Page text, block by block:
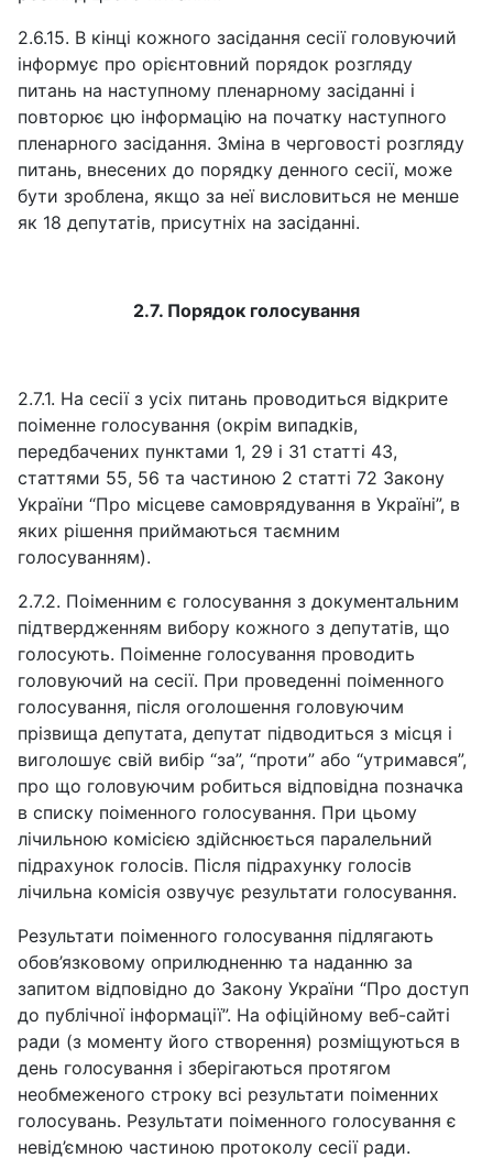
2.6.15. В кінці кожного засідання сесії головуючий
інформує про орієнтовний порядок розгляду
питань на наступному пленарному засіданні і
повторює цю інформацію на початку наступного
пленарного засідання. Зміна в черговості розгляду
питань, внесених до порядку денного сесії, може
бути зроблена, якщо за неї висловиться не менше
як 18 депутатів, присутніх на засіданні.
2.7. Порядок голосування
2.7.1. На сесії з усіх питань проводиться відкрите
поіменне голосування (окрім випадків,
передбачених пунктами 1, 29 і 31 статті 43,
статтями 55, 56 та частиною 2 статті 72 Закону
України “Про місцеве самоврядування в Україні”, в
яких рішення приймаються таємним
голосуванням).
2.7.2. Поіменним є голосування з документальним
підтвердженням вибору кожного з депутатів, що
голосують. Поіменне голосування проводить
головуючий на сесії. При проведенні поіменного
голосування, після оголошення головуючим
прізвища депутата, депутат підводиться з місця і
виголошує свій вибір “за”, “проти” або “утримався”,
про що головуючим робиться відповідна позначка
в списку поіменного голосування. При цьому
лічильною комісією здійснюється паралельний
підрахунок голосів. Після підрахунку голосів
лічильна комісія озвучує результати голосування.
Результати поіменного голосування підлягають
обов’язковому оприлюдненню та наданню за
запитом відповідно до Закону України “Про доступ
до публічної інформації”. На офіційному веб-сайті
ради (з моменту його створення) розміщуються в
день голосування і зберігаються протягом
необмеженого строку всі результати поіменних
голосувань. Результати поіменного голосування є
невід’ємною частиною протоколу сесії ради.